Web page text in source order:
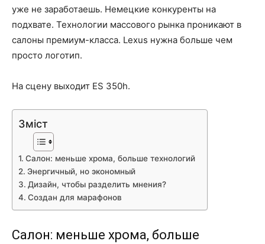
уже не заработаешь. Немецкие конкуренты на
подхвате. Технологии массового рынка проникают в
салоны премиум-класса. Lexus нужна больше чем
просто логотип.
На сцену выходит ES 350h.
Зміст
Салон: меньше хрома, больше технологий
Энергичный, но экономный
Дизайн, чтобы разделить мнения?
Создан для марафонов
Салон: меньше хрома, больше